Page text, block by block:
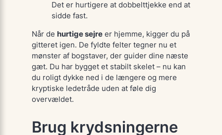
Det er hurtigere at dobbelttjekke end at
sidde fast.
Når de hurtige sejreer hjemme, kigger du på
gitteret igen. De fyldte felter tegner nu et
mønster af bogstaver, der guider dine næste
gæt. Du har bygget et stabilt skelet – nu kan
du roligt dykke ned i de længere og mere
kryptiske ledetråde uden at føle dig
overvældet.
Brug krydsningerne